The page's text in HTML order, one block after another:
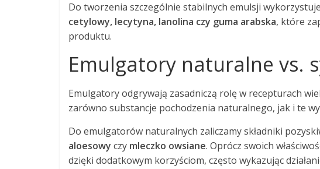
Do tworzenia szczególnie stabilnych emulsji
cetylowy, lecytyna, lanolina czy guma arabska, które
produktu.
Emulgatory naturalne vs.
Emulgatory odgrywają zasadniczą rolę w recepturach
zarówno substancje pochodzenia naturalnego, jak i te
Do emulgatorów naturalnych zaliczamy składniki
aloesowy czy mleczko owsiane. Oprócz swoich
dzięki dodatkowym korzyściom, często wykazując